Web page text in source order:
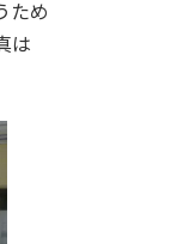
ため
は